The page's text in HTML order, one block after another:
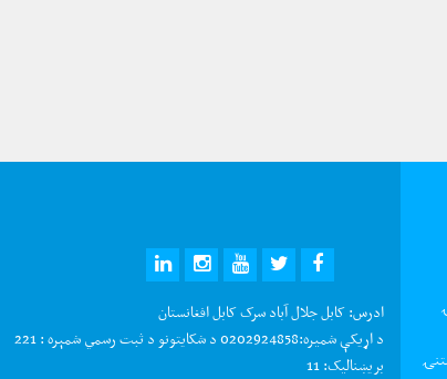
FACEBOOK
TWITTER
YOUTUBE
INSTAGRAM
LINKEDIN
ادرس:کابل جلال آباد سرک کابل افغانستان
د اړیکې شمیره:0202924858 د شکایتونو د ثبت رسمي شمېره : 221
بریښنالیک: